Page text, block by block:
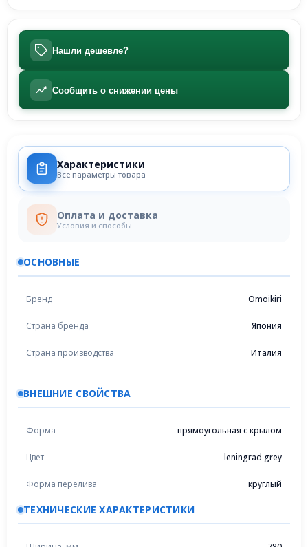
Нашли дешевле?
Сообщить о снижении цены
Характеристики
Все параметры товара
Оплата и доставка
Условия и способы
ОСНОВНЫЕ
Бренд Omoikiri
Страна бренда Япония
Страна производства Италия
ВНЕШНИЕ СВОЙСТВА
Форма прямоугольная с крылом
Цвет leningrad grey
Форма перелива круглый
ТЕХНИЧЕСКИЕ ХАРАКТЕРИСТИКИ